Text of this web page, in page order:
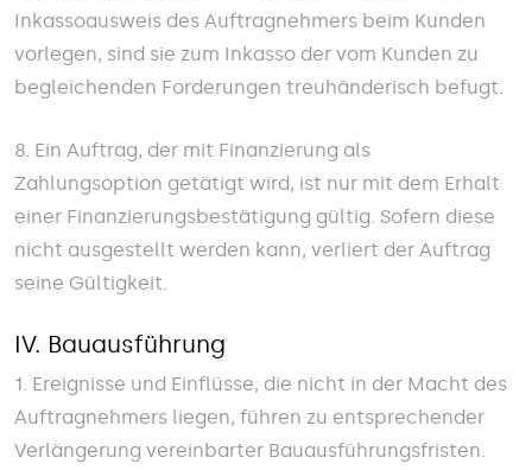
Inkassoausweis des Auftragnehmers beim Kunden
vorlegen, sind sie zum Inkasso der vom Kunden zu
begleichenden Forderungen treuhänderisch befugt.
8. Ein Auftrag, der mit Finanzierung als
Zahlungsoption getätigt wird, ist nur mit dem Erhalt
einer Finanzierungsbestätigung gültig. Sofern diese
nicht ausgestellt werden kann, verliert der Auftrag
seine Gültigkeit.
IV. Bauausführung
1. Ereignisse und Einflüsse, die nicht in der Macht des
Auftragnehmers liegen, führen zu entsprechender
Verlängerung vereinbarter Bauausführungsfristen.